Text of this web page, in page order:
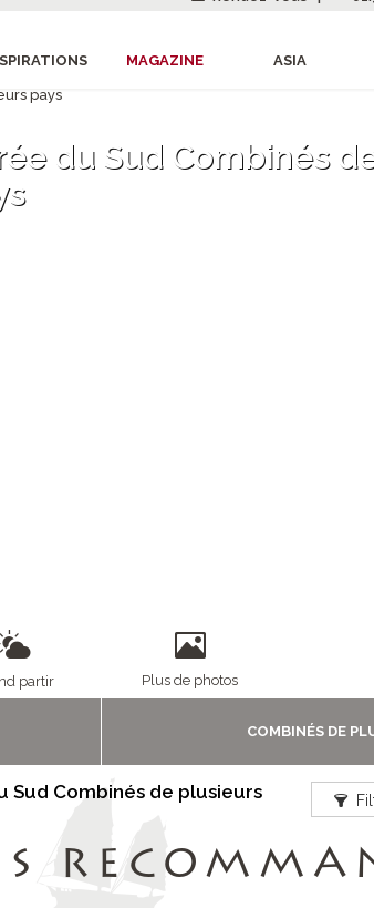
MAGAZINE ASIA
pays
du Sud Combinés
partir Plus de photos
COMBINÉS DE
Sud Combinés de plusieurs